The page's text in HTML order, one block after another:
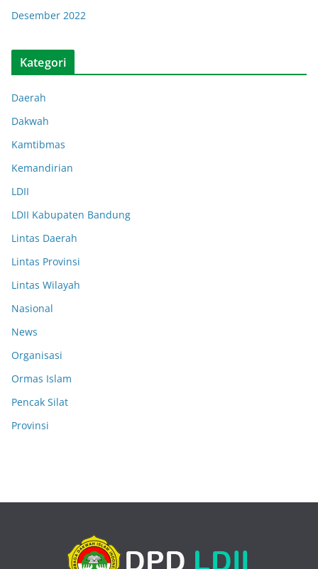
Desember 2022
Kategori
Daerah
Dakwah
Kamtibmas
Kemandirian
LDII
LDII Kabupaten Bandung
Lintas Daerah
Lintas Provinsi
Lintas Wilayah
Nasional
News
Organisasi
Ormas Islam
Pencak Silat
Provinsi